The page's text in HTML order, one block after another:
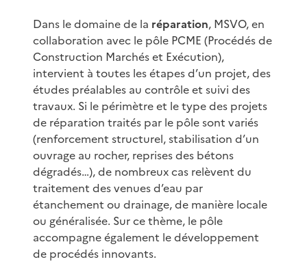
Dans le domaine de la réparation, MSVO, en
collaboration avec le pôle PCME (Procédés de
Construction Marchés et Exécution),
intervient à toutes les étapes d’un projet, des
études préalables au contrôle et suivi des
travaux. Si le périmètre et le type des projets
de réparation traités par le pôle sont variés
(renforcement structurel, stabilisation d’un
ouvrage au rocher, reprises des bétons
dégradés…), de nombreux cas relèvent du
traitement des venues d’eau par
étanchement ou drainage, de manière locale
ou généralisée. Sur ce thème, le pôle
accompagne également le développement
de procédés innovants.